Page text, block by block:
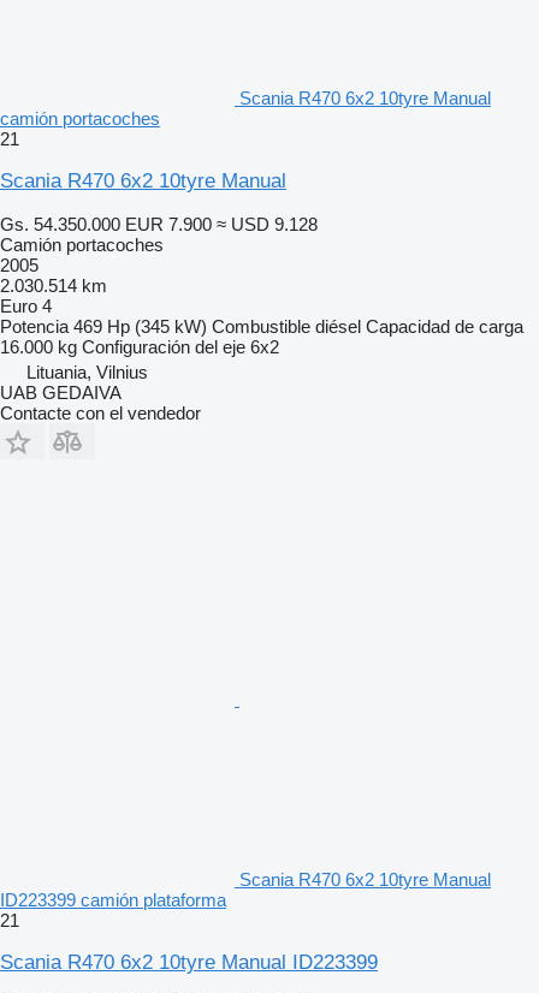
Scania R470 6x2 10tyre Manual
camión portacoches
21
Scania R470 6x2 10tyre Manual
Gs. 54.350.000 EUR 7.900 ≈ USD 9.128
Camión portacoches
2005
2.030.514 km
Euro 4
Potencia 469 Hp (345 kW) Combustible diésel Capacidad de carga
16.000 kg Configuración del eje 6x2
Lituania, Vilnius
UAB GEDAIVA
Contacte con el vendedor
Scania R470 6x2 10tyre Manual
ID223399 camión plataforma
21
Scania R470 6x2 10tyre Manual ID223399